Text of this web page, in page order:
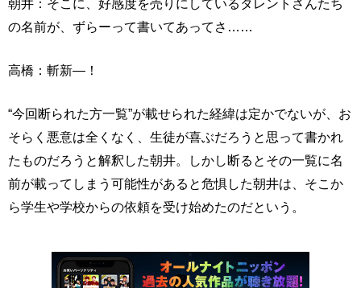
朝井：そこに、好感度を売りにしているタレントさんたち
の名前が、ずらーって書いてあってさ……
高橋：斬新―！
“今回断られた方一覧”が載せられた経緯は定かでないが、お
そらく悪意は全くなく、生徒が喜ぶだろうと思って書かれ
たものだろうと解釈した朝井。しかし断るとその一覧に名
前が載ってしまう可能性があると危惧した朝井は、そこか
ら学生や学校からの依頼を受け始めたのだという。